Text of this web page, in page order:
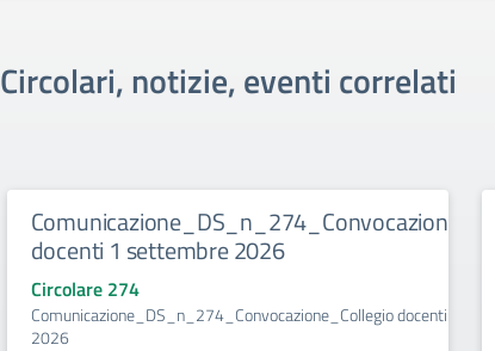
Circolari, notizie, eventi correlati
docenti 1 settembre 2026
Circolare 274
Comunicazione_DS_n_274_Convocazione_Collegio docenti 1
2026